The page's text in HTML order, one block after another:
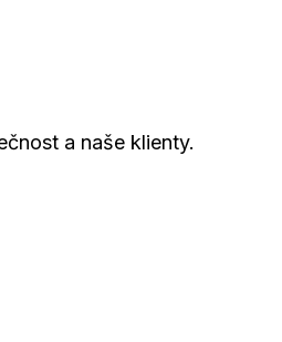
a naše klienty.